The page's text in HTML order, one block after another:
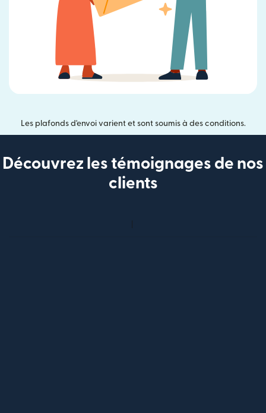
Les plafonds d'envoi varient et sont soumis à des conditions.
Découvrez les témoignages de nos
clients